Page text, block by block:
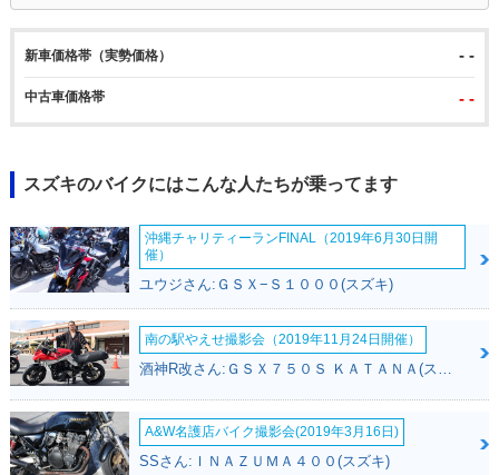
新車価格帯（実勢価格） - -
中古車価格帯 - -
スズキのバイクにはこんな人たちが乗ってます
沖縄チャリティーランFINAL（2019年6月30日開
催）
ユウジさん:ＧＳＸ−Ｓ１０００(スズキ)
南の駅やえせ撮影会（2019年11月24日開催）
酒神R改さん:ＧＳＸ７５０Ｓ ＫＡＴＡＮＡ(スズキ)
A&W名護店バイク撮影会(2019年3月16日)
SSさん:ＩＮＡＺＵＭＡ４００(スズキ)